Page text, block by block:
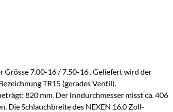
Grösse 7.00-16 / 7.50-16 . Geliefert wird der
TR15 (gerades Ventil).
820 mm. Der Inndurchmesser misst ca. 406
Die Schlauchbreite des NEXEN 16,0 Zoll-